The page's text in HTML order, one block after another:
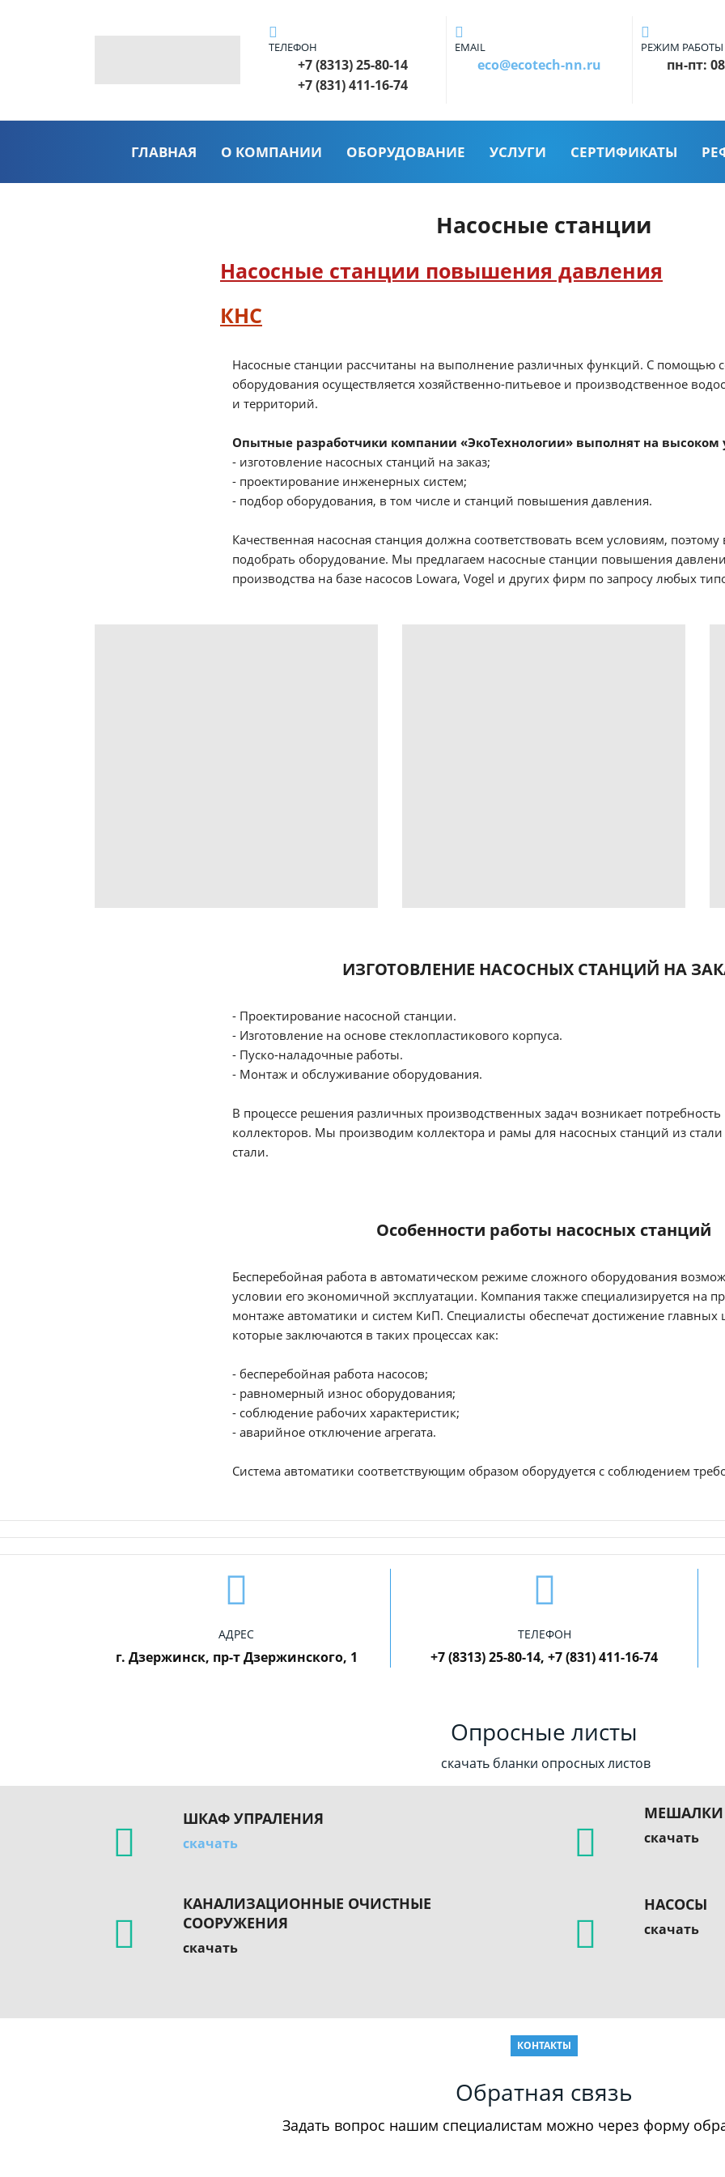
ТЕЛЕФОН
+7 (8313) 25-80-14
+7 (831) 411-16-74
EMAIL
eco@ecotech-nn.ru
РЕЖИМ РАБОТЫ
пн-пт:
ГЛАВНАЯ О КОМПАНИИ ОБОРУДОВАНИЕ УСЛУГИ СЕРТИФИКАТЫ
Насосные станции
Насосные станции повышения давления
КНС
Насосные станции рассчитаны на выполнение различных функций. С помощью
оборудования осуществляется хозяйственно-питьевое и производственное
и территорий.
Опытные разработчики компании «ЭкоТехнологии» выполнят на высоком
- изготовление насосных станций на заказ;
- проектирование инженерных систем;
- подбор оборудования, в том числе и станций повышения давления.
Качественная насосная станция должна соответствовать всем условиям,
подобрать оборудование. Мы предлагаем насосные станции повышения
производства на базе насосов Lowara, Vogel и других фирм по запросу любых
ИЗГОТОВЛЕНИЕ НАСОСНЫХ СТАНЦИЙ НА
- Проектирование насосной станции.
- Изготовление на основе стеклопластикового корпуса.
- Пуско-наладочные работы.
- Монтаж и обслуживание оборудования.
В процессе решения различных производственных задач возникает
коллекторов. Мы производим коллектора и рамы для насосных станций из
стали.
Особенности работы насосных станций
Бесперебойная работа в автоматическом режиме сложного оборудования
условии его экономичной эксплуатации. Компания также специализируется на
монтаже автоматики и систем КиП. Специалисты обеспечат достижение главных
которые заключаются в таких процессах как:
- бесперебойная работа насосов;
- равномерный износ оборудования;
- соблюдение рабочих характеристик;
- аварийное отключение агрегата.
Система автоматики соответствующим образом оборудуется с соблюдением
АДРЕС
г. Дзержинск, пр-т Дзержинского, 1
ТЕЛЕФОН
+7 (8313) 25-80-14, +7 (831) 411-16-74
Опросные листы
скачать бланки опросных листов
ШКАФ УПРАЛЕНИЯ
скачать
МЕШАЛКИ
скачать
КАНАЛИЗАЦИОННЫЕ ОЧИСТНЫЕ
СООРУЖЕНИЯ
скачать
НАСОСЫ
скачать
КОНТАКТЫ
Обратная связь
Задать вопрос нашим специалистам можно через форму